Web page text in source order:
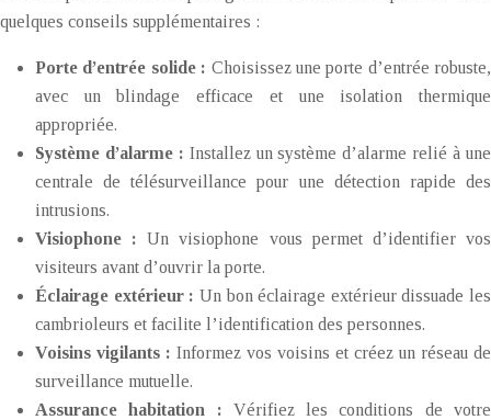
quelques conseils supplémentaires :
Porte d’entrée solide : Choisissez une porte d’entrée robuste,
avec un blindage efficace et une isolation thermique
appropriée.
Système d’alarme : Installez un système d’alarme relié à une
centrale de télésurveillance pour une détection rapide des
intrusions.
Visiophone :Un visiophone vous permet d’identifier vos
visiteurs avant d’ouvrir la porte.
Éclairage extérieur : Un bon éclairage extérieur dissuade les
cambrioleurs et facilite l’identification des personnes.
Voisins vigilants : Informez vos voisins et créez un réseau de
surveillance mutuelle.
Assurance habitation : Vérifiez les conditions de votre